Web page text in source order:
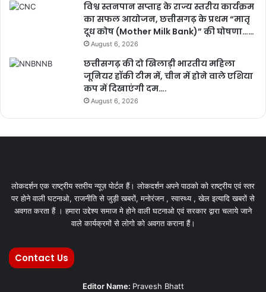
विश्व स्तनपान सप्ताह के राज्य स्तरीय कार्यक्रम
का सफल आयोजन, छत्तीसगढ़ के प्रथम “मातृ
दूध कोष (Mother Milk Bank)” की घोषणा……
August 6, 2026
छत्तीसगढ़ की दो खिलाड़ी भारतीय महिला
जूनियर हॉकी टीम में, चीन में होने वाले एशिया
कप में दिखाएंगी दम….
August 6, 2026
लोकदर्शन एक राष्ट्रीय स्तरीय न्यूज़ पोर्टल हैं। लोकदर्शन अपने पाठको को राष्ट्रीय एवं स्तर
पर होने वाली घटनाओ, राजनीति से जुड़ी खबरों, मनोरंजन , स्वास्थ्य , खेल इत्यादि खबरों से
अवगत करता हैं । हमारा उद्देश्य समाज मे होने वाली घटनाओ एवं सरकार द्वारा चलाये जाने
वाले कार्यक्रमों से लोगो को अवगत कराना हैं।
Contact Us
Editor Name: Pravesh Bhatt